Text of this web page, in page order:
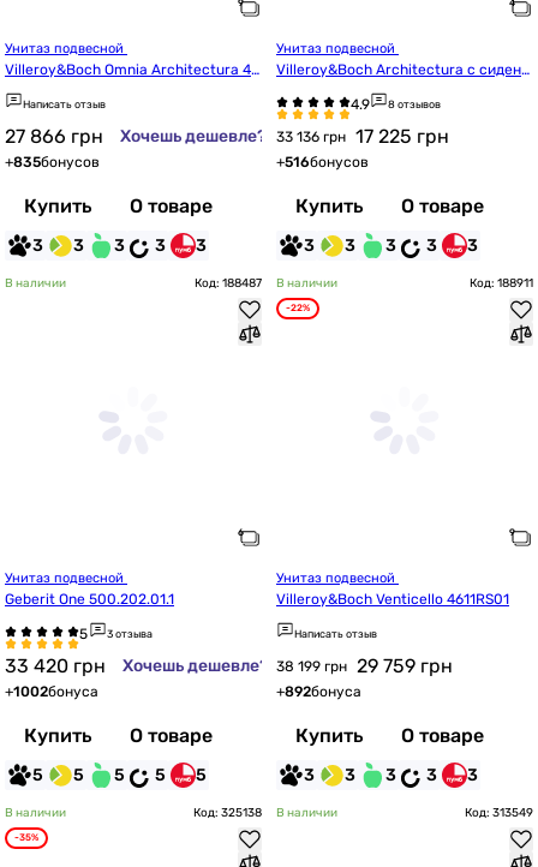
Villeroy&Boch Omnia Architectura 46
94HR01 с крышкой 98M9C101 Soft-cl
oseНаписать отзыв
27 866 грн Хочешь дешевле?
+835бонусов
Купить О товаре
3 3 3 3 3
Villeroy&Boch Architectura с сидень
ем Slow closing 4694CL01
8 отзывов
33 136 грн 17 225 грн
+516бонусов
Купить О товаре
3 3 3 3 3
В наличии Код: 188487
Geberit One 500.202.01.1
3 отзыва
33 420 грн Хочешь дешевле?
+1002бонуса
Купить О товаре
5 5 5 5 5
В наличии Код: 188911
-22%
Villeroy&Boch Venticello 4611RS01
Написать отзыв
38 199 грн 29 759 грн
+892бонуса
Купить О товаре
3 3 3 3 3
В наличии Код: 325138
-35%
В наличии Код: 313549